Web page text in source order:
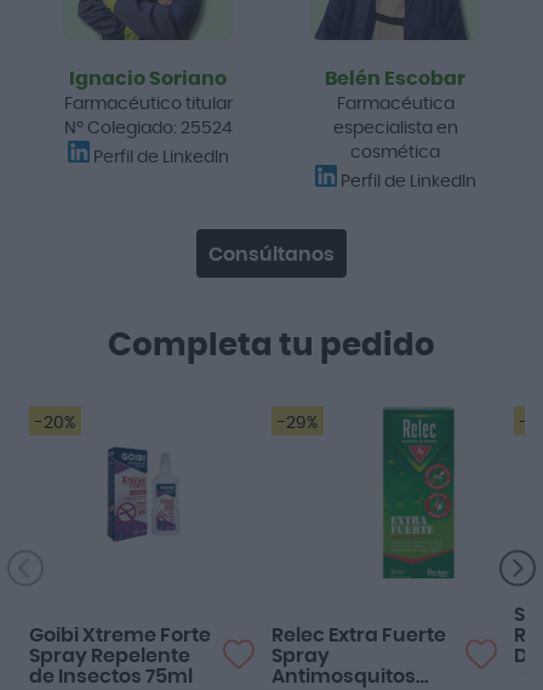
Completa tu pedido
-20%
Funciona perfecto!
Goibi Xtreme Forte
Spray Repelente
de Insectos 75ml
-29%
Muy bien
Relec Extra Fuerte
Spray
Antimosquitos
-
Ignacio Soriano
Farmacéutico titular
Nº Colegiado: 25524
Perfil de LinkedIn
Belén Escobar
Farmacéutica
especialista en
cosmética
Perfil de LinkedIn
Consúltanos